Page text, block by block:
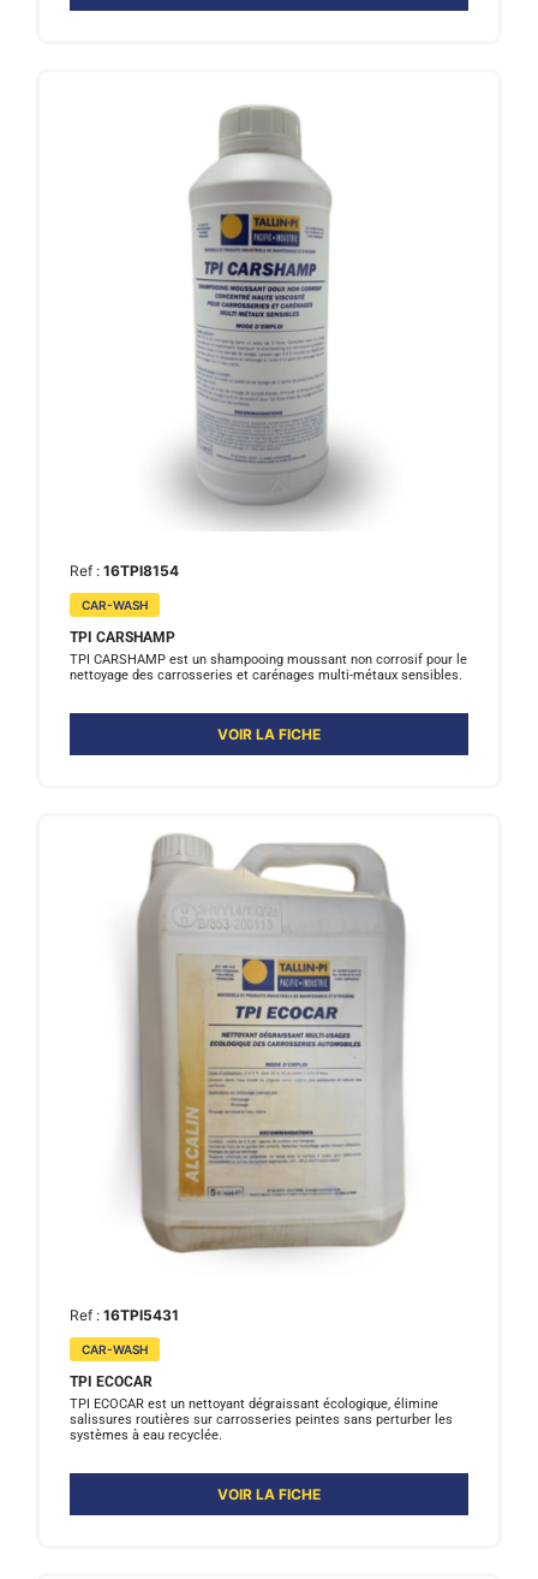
Ref : 16TPI8154
CAR-WASH
TPI CARSHAMP
TPI CARSHAMP est un shampooing moussant non corrosif pour le
nettoyage des carrosseries et carénages multi-métaux sensibles.
VOIR LA FICHE
Ref : 16TPI5431
CAR-WASH
TPI ECOCAR
TPI ECOCAR est un nettoyant dégraissant écologique, élimine
salissures routières sur carrosseries peintes sans perturber les
systèmes à eau recyclée.
VOIR LA FICHE